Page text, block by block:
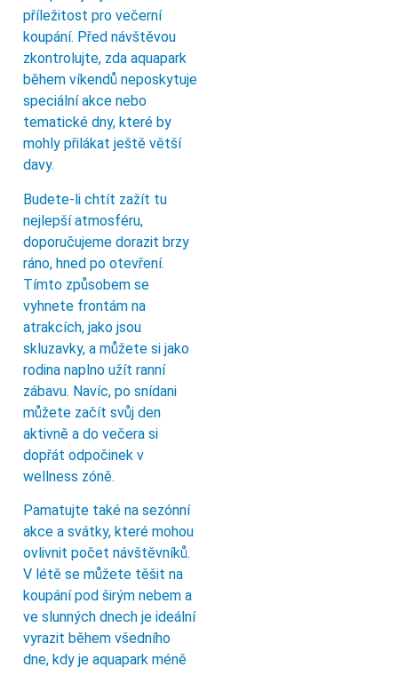
příležitost pro večerní
koupání. Před návštěvou
zkontrolujte, zda aquapark
během víkendů neposkytuje
speciální akce nebo
tematické dny, které by
mohly přilákat ještě větší
davy.
Budete-li chtít zažít tu
nejlepší atmosféru,
doporučujeme dorazit brzy
ráno, hned po otevření.
Tímto způsobem se
vyhnete frontám na
atrakcích, jako jsou
skluzavky, a můžete si jako
rodina naplno užít ranní
zábavu. Navíc, po snídani
můžete začít svůj den
aktivně a do večera si
dopřát odpočinek v
wellness zóně.
Pamatujte také na sezónní
akce a svátky, které mohou
ovlivnit počet návštěvníků.
V létě se můžete těšit na
koupání pod širým nebem a
ve slunných dnech je ideální
vyrazit během všedního
dne, kdy je aquapark méně